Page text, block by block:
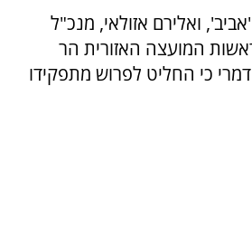
ואלירם אזולאי, מנכ"ל
המועצה האזורית הר
כי החליט לפרוש מתפקידו